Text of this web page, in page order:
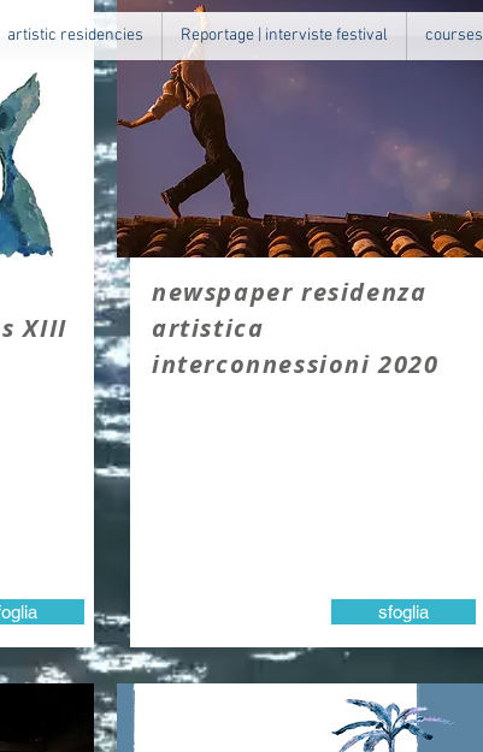
artistic residencies Reportage | interviste festival courses
XIII
newspaper residenza
artistica
interconnessioni 2020
sfoglia